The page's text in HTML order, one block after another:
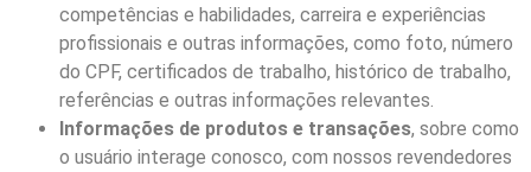
competências e habilidades, carreira e experiências
profissionais e outras informações, como foto, número
do CPF, certificados de trabalho, histórico de trabalho,
referências e outras informações relevantes.
Informações de produtos e transações, sobre como
o usuário interage conosco, com nossos revendedores